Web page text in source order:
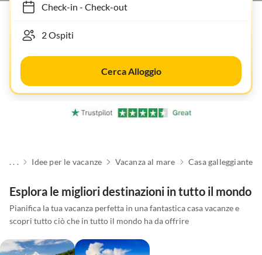
Check-in- Check-out
Cerca Alloggio
. . . Idee per le vacanze Vacanza al mare Casa galleggiante
Esplora le migliori destinazioni in tutto il mondo
Pianifica la tua vacanza perfetta in una fantastica casa vacanze e
scopri tutto ciò che in tutto il mondo ha da offrire